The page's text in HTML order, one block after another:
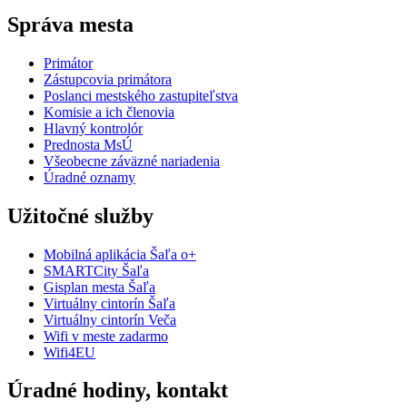
Správa mesta
Primátor
Zástupcovia primátora
Poslanci mestského zastupiteľstva
Komisie a ich členovia
Hlavný kontrolór
Prednosta MsÚ
Všeobecne záväzné nariadenia
Úradné oznamy
Užitočné služby
Mobilná aplikácia Šaľa o+
SMARTCity Šaľa
Gisplan mesta Šaľa
Virtuálny cintorín Šaľa
Virtuálny cintorín Veča
Wifi v meste zadarmo
Wifi4EU
Úradné hodiny, kontakt